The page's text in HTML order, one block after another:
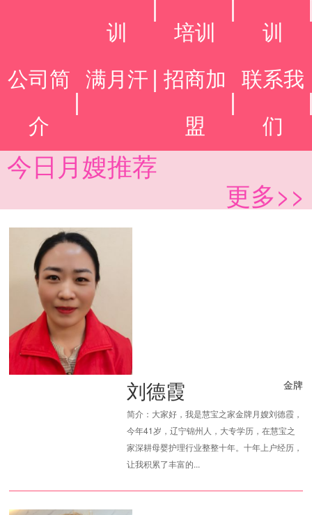
训
培训
训
公司简
介
满月汗 招商加
盟
联系我
们
今日月嫂推荐
更多>>
刘德霞 金牌
简介：大家好，我是慧宝之家金牌月嫂刘德霞，
今年41岁，辽宁锦州人，大专学历，在慧宝之
家深耕母婴护理行业整整十年。十年上户经历，
让我积累了丰富的...